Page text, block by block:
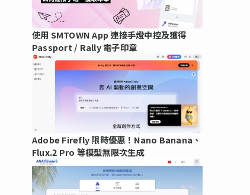
使用 SMTOWN App 連接手燈中控及獲得
Passport / Rally 電子印章
Adobe Firefly 限時優惠！Nano Banana、
Flux.2 Pro 等模型無限次生成